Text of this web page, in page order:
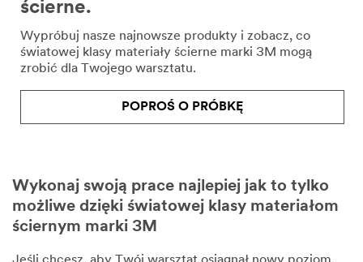
ścierne.
Wypróbuj nasze najnowsze produkty i zobacz, co
światowej klasy materiały ścierne marki 3M mogą
zrobić dla Twojego warsztatu.
POPROŚ O PRÓBKĘ
Wykonaj swoją prace najlepiej jak to tylko
możliwe dzięki światowej klasy materiałom
ściernym marki 3M